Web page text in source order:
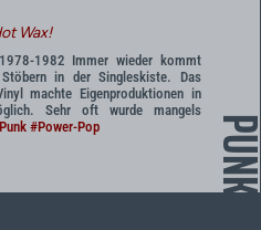
PUNK
Wax!
1982 Immer wieder kommt
in der Singleskiste. Das
machte Eigenproduktionen in
Sehr oft wurde mangels
#Power-Pop